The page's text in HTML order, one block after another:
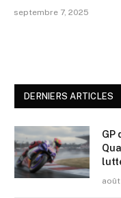
septembre 7, 2025
DERNIERS ARTICLES
GP